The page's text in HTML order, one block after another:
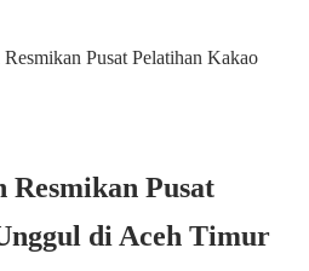
Pusat Pelatihan Kakao
Pusat
di Aceh Timur